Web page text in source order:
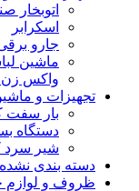
اتوبخار
اسکرابر
جارو
ماشین
واکس
تجهیزات و
بار سفت
دستگاه
شیر سرد
دسته بندی نشده
ظروف و لوازم